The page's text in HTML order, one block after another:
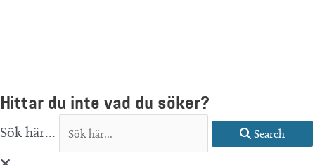
Hittar du inte vad du söker?
Sök här... Search